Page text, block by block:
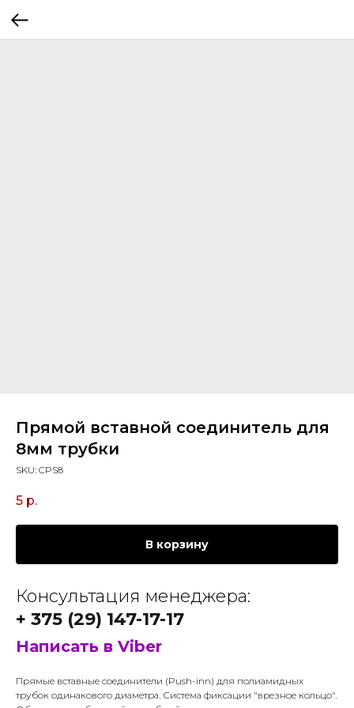
Прямой вставной соединитель для
8мм трубки
SKU: CPS8
5 р.
В корзину
Консультация менеджера:
+ 375 (29) 147-17-17
Написать в Viber
Прямые вставные соединители (Push-inn) для полиамидных
трубок одинакового диаметра. Система фиксации "врезное кольцо".